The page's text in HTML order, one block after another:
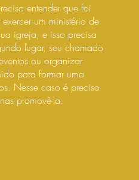
entender que foi
um ministério de
igreja, e isso precisa
lugar, seu chamado
ou organizar
para formar uma
Nesse caso é preciso
promovê-la.